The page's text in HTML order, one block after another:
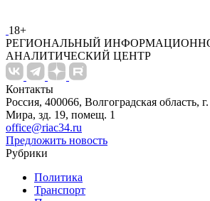
18+
РЕГИОНАЛЬНЫЙ
АНАЛИТИЧЕСКИЙ ЦЕНТР
Контакты
Россия, 400066, Волгоградская область,
Мира, зд. 19, помещ. 1
office@riac34.ru
Предложить новость
Рубрики
Политика
Транспорт